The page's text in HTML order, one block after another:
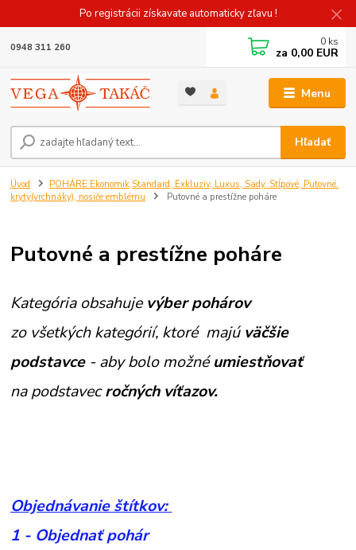
Po registrácii získavate automaticky zľavu !
Menu
Hľadať
0948 311 260 0 ks
za 0,00 EUR
Úvod
POHÁRE Ekonomik,Standard, Exkluziv, Luxus, Sady. Stĺpové, Putovné.
kryty(vrchnáky), nosiče emblému
Putovné a prestížne poháre
Putovné a prestížne poháre
Kategória obsahuje výber pohárov
zo všetkých kategórií, ktoré majú väčšie
podstavce- aby bolo možnéumiestňovať
na podstavecročných víťazov.
Objednávanie štítkov:
1 - Objednať pohár